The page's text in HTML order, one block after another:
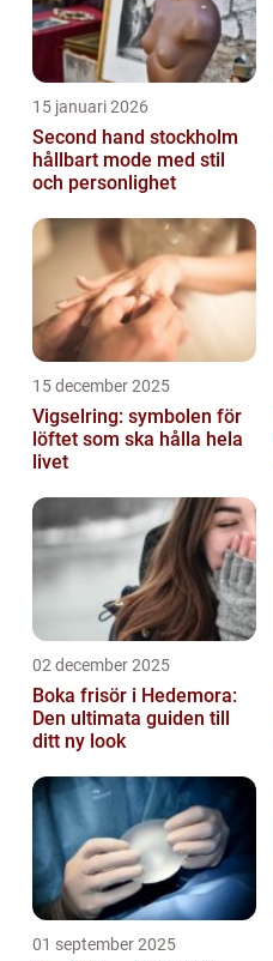
15 januari 2026
Second hand stockholm
hållbart mode med stil
och personlighet
15 december 2025
Vigselring: symbolen för
löftet som ska hålla hela
livet
02 december 2025
Boka frisör i Hedemora:
Den ultimata guiden till
ditt ny look
01 september 2025